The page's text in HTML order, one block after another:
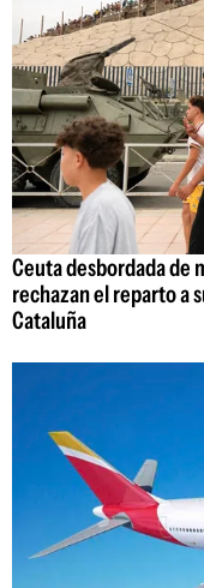
Ceuta desbordada de
rechazan el reparto a
Cataluña